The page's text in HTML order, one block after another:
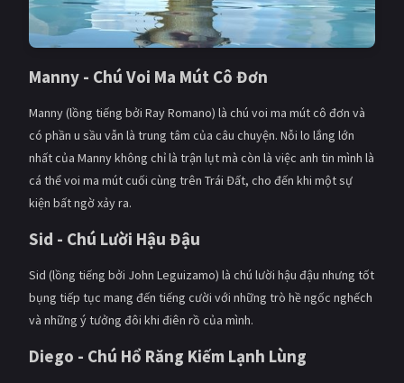
TUYỂN TẬP PHIM
BLOG
Manny - Chú Voi Ma Mút Cô Đơn
Manny (lồng tiếng bởi Ray Romano) là chú voi ma mút cô đơn và
có phần u sầu vẫn là trung tâm của câu chuyện. Nỗi lo lắng lớn
nhất của Manny không chỉ là trận lụt mà còn là việc anh tin mình là
cá thể voi ma mút cuối cùng trên Trái Đất, cho đến khi một sự
kiện bất ngờ xảy ra.
Sid - Chú Lười Hậu Đậu
Sid (lồng tiếng bởi John Leguizamo) là chú lười hậu đậu nhưng tốt
bụng tiếp tục mang đến tiếng cười với những trò hề ngốc nghếch
và những ý tưởng đôi khi điên rồ của mình.
Diego - Chú Hổ Răng Kiếm Lạnh Lùng